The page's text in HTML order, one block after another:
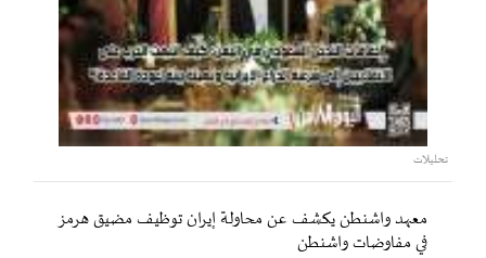
تحليلات
معهد واشنطن يكشف عن محاولة إيران توظيف مضيق هرمز
في مفاوضات واشنطن